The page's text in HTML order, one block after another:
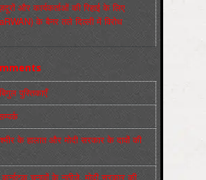
और कार्यकर्ताओं की रिहाई के लिए
के बैनर तले दिल्ली में विरोध
बिगुल पुस्तिकाएँ
के हालात और मोदी सरकार के दावों की
कर्नाटक चुनावों के नतीजे, मोदी सरकार की